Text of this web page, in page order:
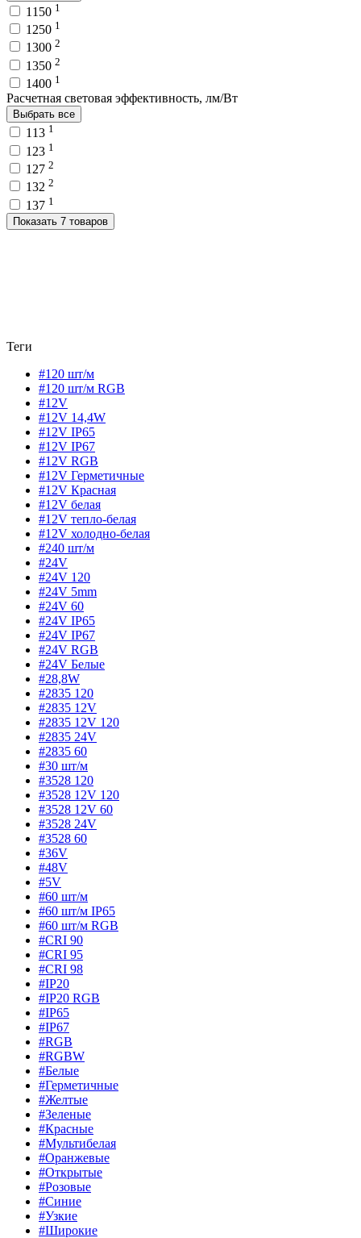
1150 1
1250 1
1300 2
1350 2
1400 1
Расчетная световая эффективность, лм/Вт
Выбрать все
113 1
123 1
127 2
132 2
137 1
Показать 7 товаров
Теги
#120 шт/м
#120 шт/м RGB
#12V
#12V 14,4W
#12V IP65
#12V IP67
#12V RGB
#12V Герметичные
#12V Красная
#12V белая
#12V тепло-белая
#12V холодно-белая
#240 шт/м
#24V
#24V 120
#24V 5mm
#24V 60
#24V IP65
#24V IP67
#24V RGB
#24V Белые
#28,8W
#2835 120
#2835 12V
#2835 12V 120
#2835 24V
#2835 60
#30 шт/м
#3528 120
#3528 12V 120
#3528 12V 60
#3528 24V
#3528 60
#36V
#48V
#5V
#60 шт/м
#60 шт/м IP65
#60 шт/м RGB
#CRI 90
#CRI 95
#CRI 98
#IP20
#IP20 RGB
#IP65
#IP67
#RGB
#RGBW
#Белые
#Герметичные
#Желтые
#Зеленые
#Красные
#Мультибелая
#Оранжевые
#Открытые
#Розовые
#Синие
#Узкие
#Широкие